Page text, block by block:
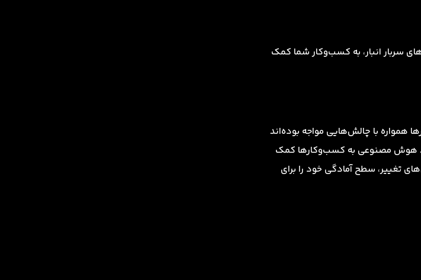
سربار انبار، به کسب‌وکار شما کمک
همواره با چالش‌هایی مواجه بوده‌اند
هوش مصنوعی به کسب‌وکارها کمک
تغییر، سطح آمادگی خود را برای